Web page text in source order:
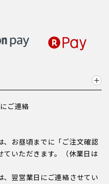
ご連絡
、お昼頃までに「ご注文確認
ていただきます。（休業日は
、翌営業日にご連絡させてい